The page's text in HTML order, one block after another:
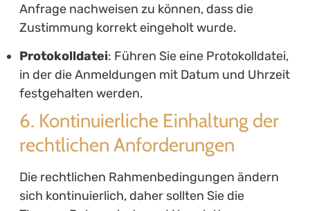
Anfrage nachweisen zu können, dass die
Zustimmung korrekt eingeholt wurde.
Protokolldatei: Führen Sie eine Protokolldatei,
in der die Anmeldungen mit Datum und Uhrzeit
festgehalten werden.
6. Kontinuierliche Einhaltung der
rechtlichen Anforderungen
Die rechtlichen Rahmenbedingungen ändern
sich kontinuierlich, daher sollten Sie die